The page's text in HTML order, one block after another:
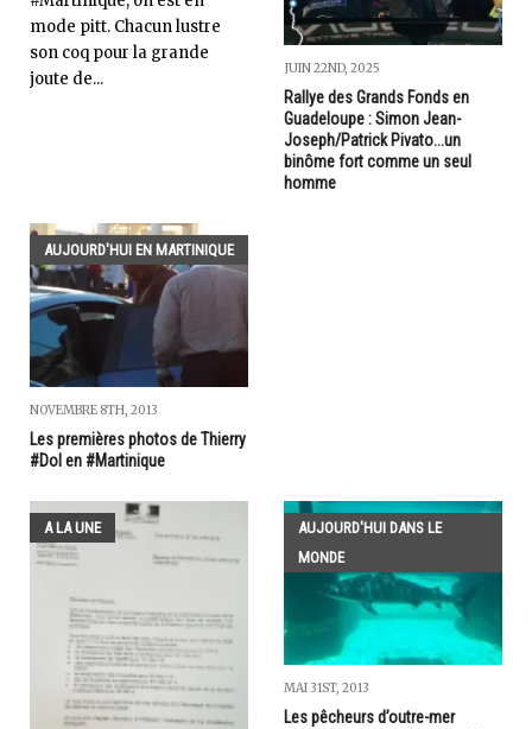
mode pitt. Chacun lustre
son coq pour la grande
joute de...
JUIN 22ND, 2025
Rallye des Grands Fonds en
Guadeloupe : Simon Jean-
Joseph/Patrick Pivato...un
binôme fort comme un seul
homme
AUJOURD'HUI EN MARTINIQUE
NOVEMBRE 8TH, 2013
Les premières photos de Thierry
#Dol en #Martinique
A LA UNE
AUJOURD'HUI DANS LE
MONDE
MAI 31ST, 2013
Les pêcheurs d’outre-mer